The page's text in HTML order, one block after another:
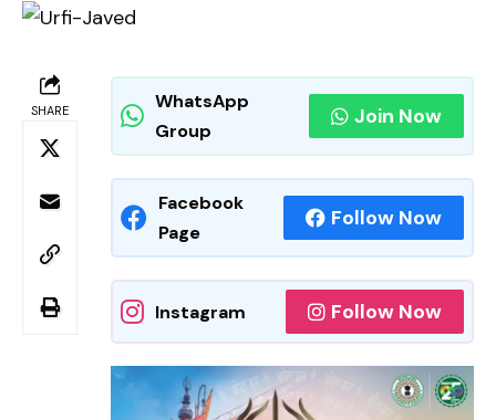
SHARE
WhatsApp
Group
Join Now
Facebook
Page
Follow Now
Instagram Follow Now